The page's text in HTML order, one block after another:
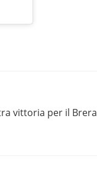
vittoria per il